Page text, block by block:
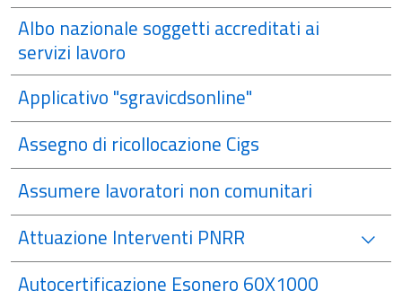
Albo nazionale soggetti accreditati ai
servizi lavoro
Applicativo "sgravicdsonline"
Assegno di ricollocazione Cigs
Assumere lavoratori non comunitari
Attuazione Interventi PNRR
Autocertificazione Esonero 60X1000